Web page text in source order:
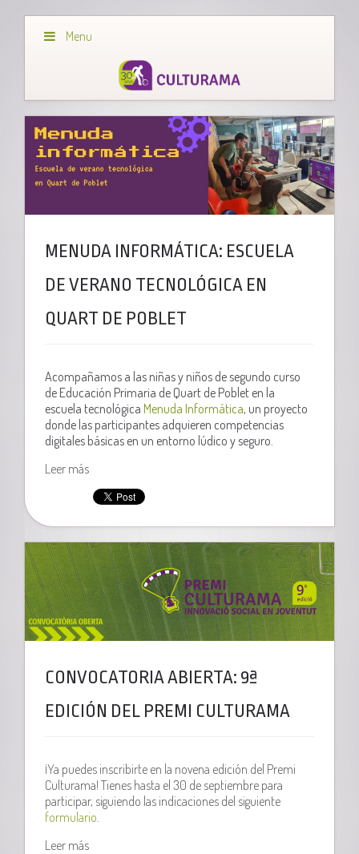
Menu
MENUDA INFORMÁTICA: ESCUELA
DE VERANO TECNOLÓGICA EN
QUART DE POBLET
Acompañamos a las niñas y niños de segundo curso
de Educación Primaria de Quart de Poblet en la
escuela tecnológicaMenuda Informática, un proyecto
donde las participantes adquieren competencias
digitales básicas en un entorno lúdico y seguro.
Leer más
CONVOCATORIA ABIERTA: 9ª
EDICIÓN DEL PREMI CULTURAMA
¡Ya puedes inscribirte en la novena edición del Premi
Culturama! Tienes hasta el 30 de septiembre para
participar, siguiendo las indicaciones del siguiente
formulario
Leer más